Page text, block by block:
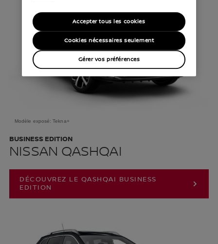
Modèle exposé: Tekna+
NISSAN QASHQAI
BUSINESS EDITION
DÉCOUVREZ LE QASHQAI BUSINESS
EDITION
Gérer vos préférences
Cookies nécessaires seulement
Accepter tous les cookies